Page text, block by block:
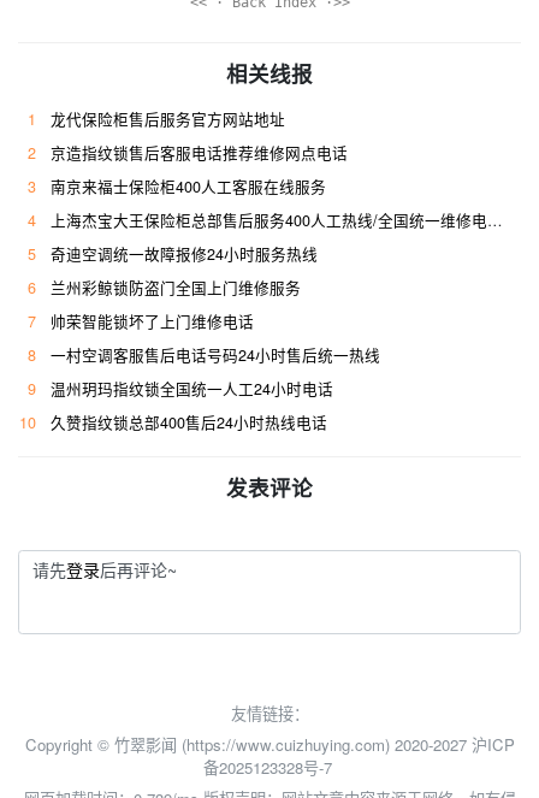
相关线报
1
龙代保险柜售后服务官方网站地址
2
京造指纹锁售后客服电话推荐维修网点电话
3
南京来福士保险柜400人工客服在线服务
4
上海杰宝大王保险柜总部售后服务400人工热线/全国统一维修电话是多少
5
奇迪空调统一故障报修24小时服务热线
6
兰州彩鲸锁防盗门全国上门维修服务
7
帅荣智能锁坏了上门维修电话
8
一村空调客服售后电话号码24小时售后统一热线
9
温州玥玛指纹锁全国统一人工24小时电话
10
久赞指纹锁总部400售后24小时热线电话
发表评论
请先登录后再评论~
友情链接：
Copyright © 竹翠影闻 (https://www.cuizhuying.com) 2020-2027 沪ICP
备2025123328号-7